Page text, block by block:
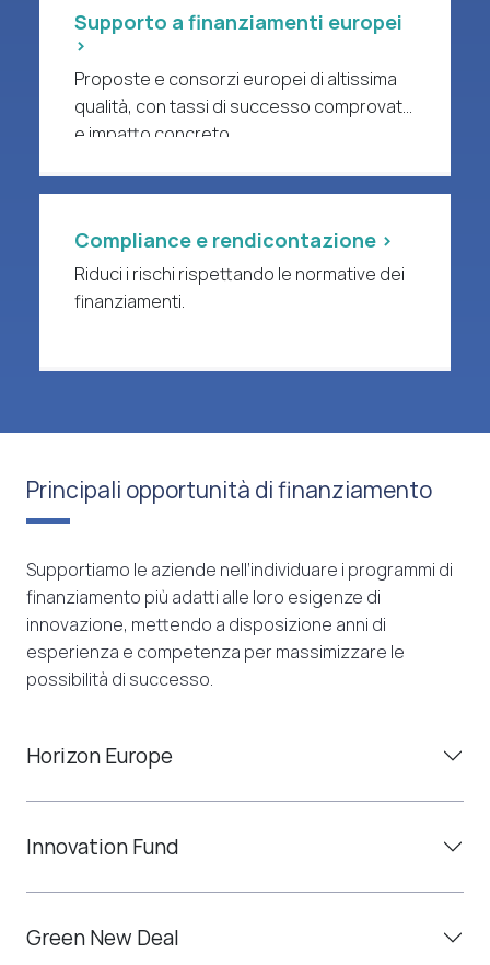
Supporto a finanziamenti europei
>
Proposte e consorzi europei di altissima
qualità, con tassi di successo comprovati
e impatto concreto.
Compliance e rendicontazione >
Riduci i rischi rispettando le normative dei
finanziamenti.
Principali opportunità di finanziamento
Supportiamo le aziende nell’individuare i programmi di
finanziamento più adatti alle loro esigenze di
innovazione, mettendo a disposizione anni di
esperienza e competenza per massimizzare le
possibilità di successo.
Horizon Europe
Innovation Fund
Green New Deal